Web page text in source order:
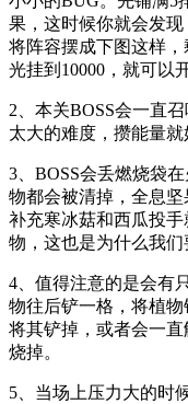
果，这时候你就会发
将阵容摆成下图这样
光挂到10000，就可以
2、本关BOSS会一直
太大的难度，攒能量就
3、BOSS会丢燃烧袋
物都会被清掉，全息
补充寒冰菇和西瓜投手
物，这也是为什么我们
4、值得注意的是会有
物往后铲一格，将植
将其铲掉，或者会一
烧掉。
5、当场上压力大的时